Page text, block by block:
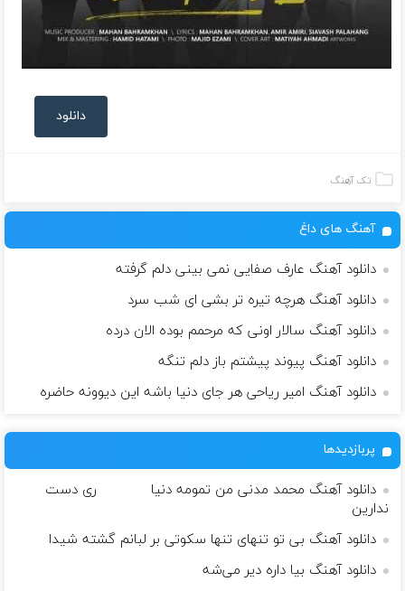
دانلود
تک آهنگ
آهنگ های داغ
دانلود آهنگ عارف صفایی نمی بینی دلم گرفته
دانلود آهنگ هرچه تیره تر بشی‌‌ ای شب سرد
دانلود آهنگ سالار اونی که مرحمم بوده الان درده
دانلود آهنگ پیوند پیشتم باز دلم تنگه
دانلود آهنگ امیر ریاحی هر جای دنیا باشه این دیوونه حاضره
پربازدیدها
دانلود آهنگ محمد مدنی من تمومه دنیا ری دست
ندارین
دانلود آهنگ بی تو تنهای تنها سکوتی بر لبانم گشته شیدا
دانلود آهنگ بیا داره دیر می‌شه